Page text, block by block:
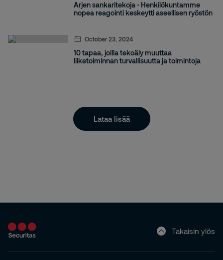
Arjen sankaritekoja - Henkilökuntamme
nopea reagointi keskeytti aseellisen ryöstön
October 23, 2024
10 tapaa, joilla tekoäly muuttaa
liiketoiminnan turvallisuutta ja toimintoja
Lataa lisää
Takaisin ylös